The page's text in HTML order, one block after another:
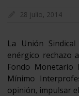
28 julio, 2014
La Unión
enérgico rechazo
Fondo Monetario
Mínimo
opinión, impulsar